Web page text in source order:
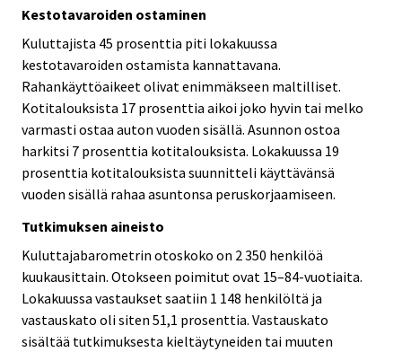
Kestotavaroiden ostaminen
Kuluttajista 45 prosenttia piti lokakuussa
kestotavaroiden ostamista kannattavana.
Rahankäyttöaikeet olivat enimmäkseen maltilliset.
Kotitalouksista 17 prosenttia aikoi joko hyvin tai melko
varmasti ostaa auton vuoden sisällä. Asunnon ostoa
harkitsi 7 prosenttia kotitalouksista. Lokakuussa 19
prosenttia kotitalouksista suunnitteli käyttävänsä
vuoden sisällä rahaa asuntonsa peruskorjaamiseen.
Tutkimuksen aineisto
Kuluttajabarometrin otoskoko on 2 350 henkilöä
kuukausittain. Otokseen poimitut ovat 15–84-vuotiaita.
Lokakuussa vastaukset saatiin 1 148 henkilöltä ja
vastauskato oli siten 51,1 prosenttia. Vastauskato
sisältää tutkimuksesta kieltäytyneiden tai muuten